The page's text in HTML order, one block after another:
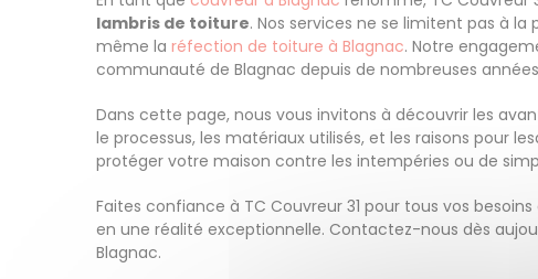
lambris de toiture. Nos services ne se limitent pas à
même la réfection de toiture à Blagnac. Notre
communauté de Blagnac depuis de nombreuses
Dans cette page, nous vous invitons à découvrir les
le processus, les matériaux utilisés, et les raisons pour
protéger votre maison contre les intempéries ou de
Faites confiance à TC Couvreur 31 pour tous vos
en une réalité exceptionnelle. Contactez-nous dès
Blagnac.